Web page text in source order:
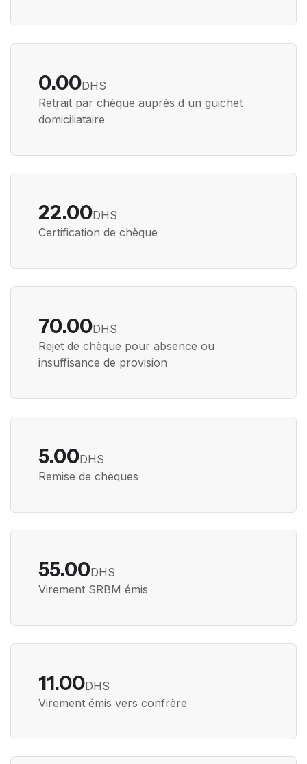
0.00DHS
Retrait par chèque auprès d un guichet
domiciliataire
22.00DHS
Certification de chèque
70.00DHS
Rejet de chèque pour absence ou
insuffisance de provision
5.00DHS
Remise de chèques
55.00DHS
Virement SRBM émis
11.00DHS
Virement émis vers confrère